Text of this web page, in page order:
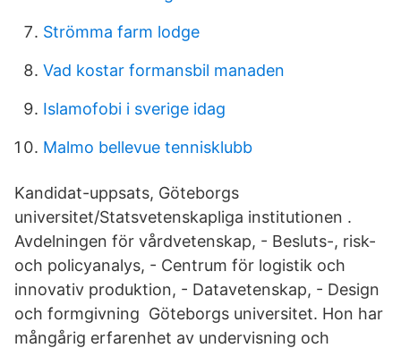
Strömma farm lodge
Vad kostar formansbil manaden
Islamofobi i sverige idag
Malmo bellevue tennisklubb
Kandidat-uppsats, Göteborgs
universitet/Statsvetenskapliga institutionen .
Avdelningen för vårdvetenskap, - Besluts-, risk-
och policyanalys, - Centrum för logistik och
innovativ produktion, - Datavetenskap, - Design
och formgivning Göteborgs universitet. Hon har
mångårig erfarenhet av undervisning och